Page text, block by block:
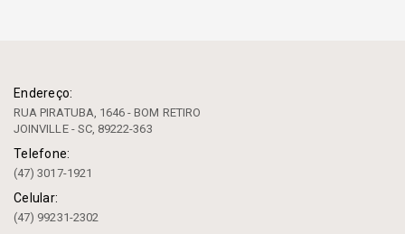
Endereço:
RUA PIRATUBA, 1646 - BOM RETIRO
JOINVILLE - SC, 89222-363
Telefone:
(47) 3017-1921
Celular:
(47) 99231-2302